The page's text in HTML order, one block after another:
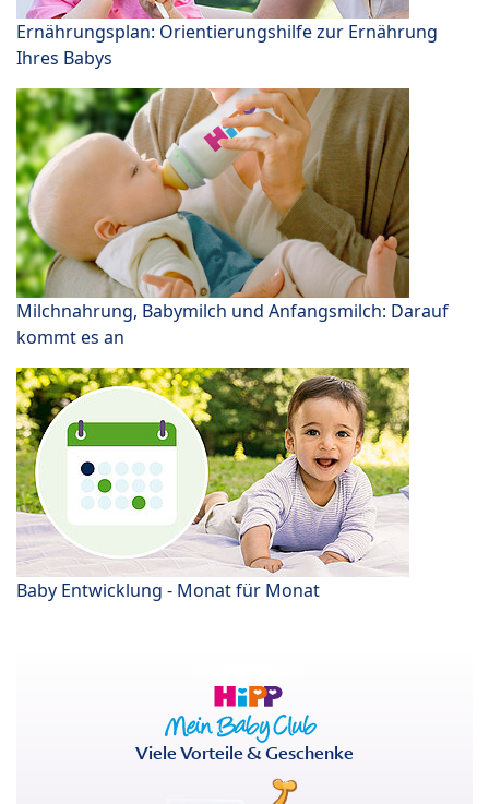
Ernährungsplan: Orientierungshilfe zur Ernährung
Ihres Babys
Milchnahrung, Babymilch und Anfangsmilch: Darauf
kommt es an
Baby Entwicklung - Monat für Monat
Viele Vorteile & Geschenke